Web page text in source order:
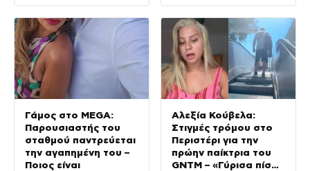
μου»
Γάμος στο MEGA:
Παρουσιαστής του
σταθμού παντρεύεται
την αγαπημένη του –
Ποιος είναι
Αλεξία Κούβελα:
Στιγμές τρόμου στο
Περιστέρι για την
πρώην παίκτρια του
GNTM – «Γύρισα πίσω